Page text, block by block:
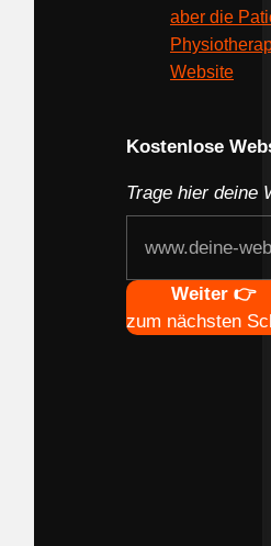
aber die
Website
Kostenlose
Trage hier deine
NavigationWeiter 👉
zum nächsten